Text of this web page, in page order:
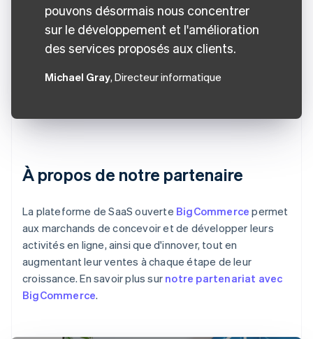
pouvons désormais nous concentrer
sur le développement et l'amélioration
des services proposés aux clients.
Michael Gray, Directeur informatique
À propos de notre partenaire
La plateforme de SaaS ouverte BigCommerce permet
aux marchands de concevoir et de développer leurs
activités en ligne, ainsi que d'innover, tout en
augmentant leur ventes à chaque étape de leur
croissance. En savoir plus sur notre partenariat avec
BigCommerce.